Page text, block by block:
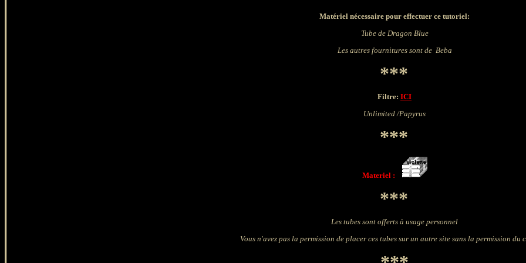
Matériel nécessaire pour effectuer ce tutoriel:
Tube de Dragon Blue
Les autres fournitures sont de Beba
***
Filtre: ICI
Unlimited /Papyrus
***
Materiel :
***
Les tubes sont offerts à usage personnel
Vous n'avez pas la permission de placer ces tubes sur un autre site sans la permission du